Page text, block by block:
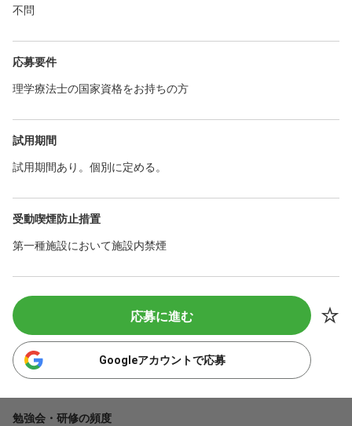
不問
応募要件
理学療法士の国家資格をお持ちの方
試用期間
試用期間あり。個別に定める。
受動喫煙防止措置
第一種施設において施設内禁煙
応募に進む
Googleアカウントで応募
勉強会・研修の頻度